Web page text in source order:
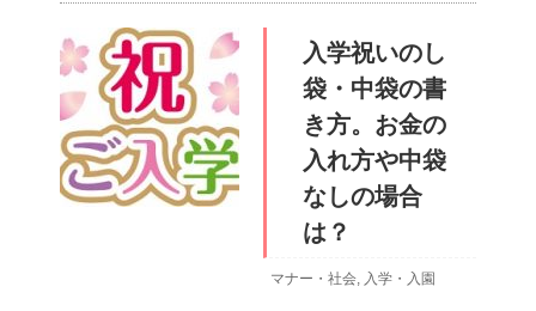
入学祝いのし
袋・中袋の書
き方。お金の
入れ方や中袋
なしの場合
は？
マナー・社会, 入学・入園